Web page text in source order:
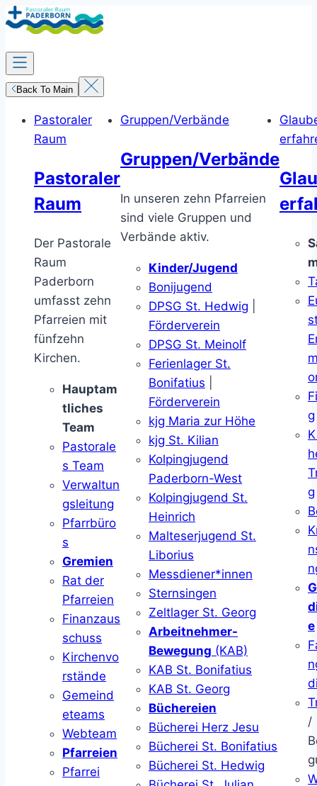
Zum
Inhalt
springen
Back To Main
Pastoraler
Raum
Pastoraler
Raum
Der Pastorale
Raum
Paderborn
umfasst zehn
Pfarreien mit
fünfzehn
Kirchen.
Hauptam
tliches
Team
Pastorale
s Team
Verwaltun
gsleitung
Pfarrbüro
s
Gremien
Rat der
Pfarreien
Finanzaus
schuss
Kirchenvo
rstände
Gemeind
eteams
Webteam
Pfarreien
Pfarrei
Gruppen/Verbände
Gruppen/Verbände
In unseren zehn Pfarreien
sind viele Gruppen und
Verbände aktiv.
Kinder/Jugend
Bonijugend
DPSG St. Hedwig
Förderverein
DPSG St. Meinolf
Ferienlager St.
Bonifatius
Förderverein
kjg Maria zur Höhe
kjg St. Kilian
Kolpingjugend
Paderborn-West
Kolpingjugend St.
Heinrich
Malteserjugend St.
Liborius
Messdiener*innen
Sternsingen
Zeltlager St. Georg
Arbeitnehmer-
Bewegung (KAB)
KAB St. Bonifatius
KAB St. Georg
Büchereien
Bücherei Herz Jesu
Bücherei St. Bonifatius
Bücherei St. Hedwig
g
g
e
/